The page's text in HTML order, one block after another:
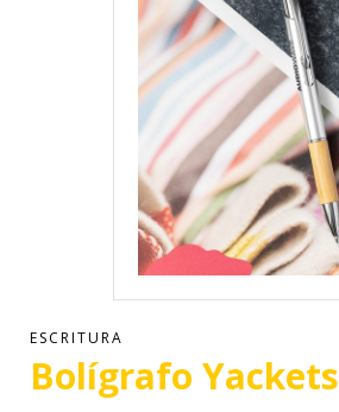
ESCRITURA
Bolígrafo Yackets